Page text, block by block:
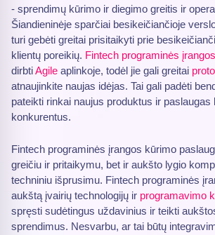
- sprendimų kūrimo ir diegimo greitis ir
Šiandieninėje sparčiai besikeičiančioje
turi gebėti greitai prisitaikyti prie
klientų poreikių. Fintech programinės
dirbtiAgile aplinkoje, todėl jie gali greitai
atnaujinkite naujas idėjas. Tai gali padėti
pateikti rinkai naujus produktus ir paslaugas
konkurentus.
Fintech programinės įrangos kūrimo
greičiu ir pritaikymu, bet ir aukšto lygio
techniniu išprusimu. Fintech programinės
aukštą įvairių technologijų ir programavimo
spręsti sudėtingus uždavinius ir teikti
sprendimus. Nesvarbu, ar tai būtų